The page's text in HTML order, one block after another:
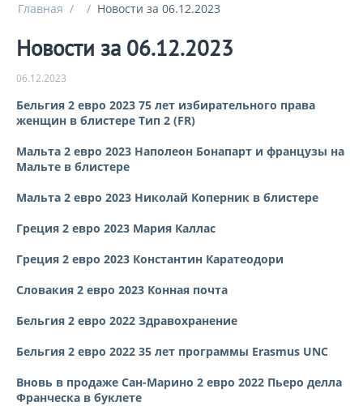
Главная / / Новости за 06.12.2023
Новости за 06.12.2023
06.12.2023
Бельгия 2 евро 2023 75 лет избирательного права
женщин в блистере Тип 2 (FR)
Мальта 2 евро 2023 Наполеон Бонапарт и французы на
Мальте в блистере
Мальта 2 евро 2023 Николай Коперник в блистере
Греция 2 евро 2023 Мария Каллас
Греция 2 евро 2023 Константин Каратеодори
Словакия 2 евро 2023 Конная почта
Бельгия 2 евро 2022 Здравохранение
Бельгия 2 евро 2022 35 лет программы Erasmus UNC
Вновь в продаже Сан-Марино 2 евро 2022 Пьеро делла
Франческа в буклете